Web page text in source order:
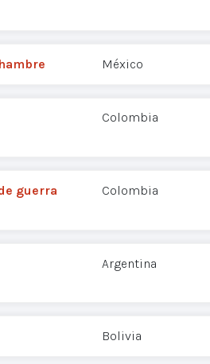
México
Colombia
guerra Colombia
Argentina
Bolivia